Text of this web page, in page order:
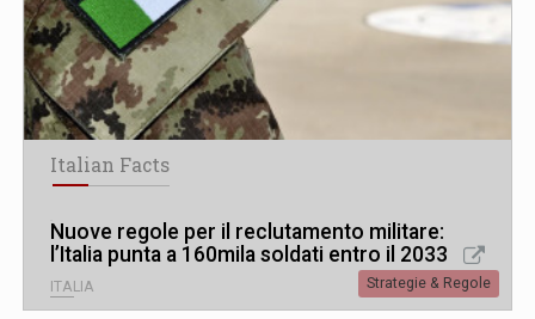
Italian Facts
Nuove regole per il reclutamento militare:
l’Italia punta a 160mila soldati entro il 2033
ITALIA Strategie & Regole